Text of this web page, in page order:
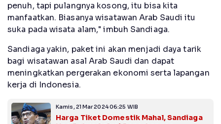
penuh, tapi pulangnya kosong, itu bisa kita
manfaatkan. Biasanya wisatawan Arab Saudi itu
suka pada wisata alam," imbuh Sandiaga.
Sandiaga yakin, paket ini akan menjadi daya tarik
bagi wisatawan asal Arab Saudi dan dapat
meningkatkan pergerakan ekonomi serta lapangan
kerja di Indonesia.
Kamis, 21 Mar 2024 06:25 WIB
Harga Tiket Domestik Mahal, Sandiaga